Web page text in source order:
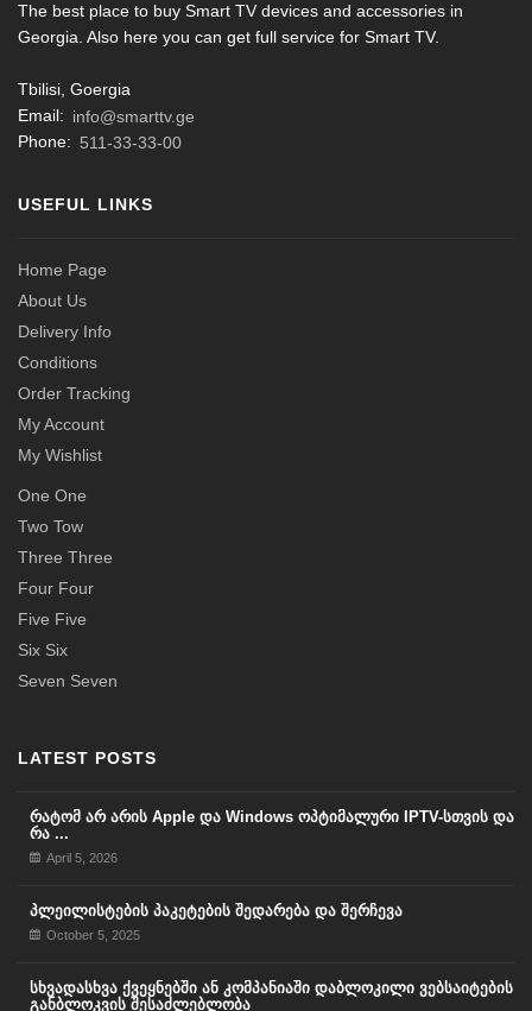
The best place to buy Smart TV devices and accessories in
Georgia. Also here you can get full service for Smart TV.
Tbilisi, Goergia
Email: info@smarttv.ge
Phone: 511-33-33-00
USEFUL LINKS
Home Page
About Us
Delivery Info
Conditions
Order Tracking
My Account
My Wishlist
One One
Two Tow
Three Three
Four Four
Five Five
Six Six
Seven Seven
LATEST POSTS
რატომ არ არის Apple და Windows ოპტიმალური IPTV-სთვის და
რა ...
April 5, 2026
პლეილისტების პაკეტების შედარება და შერჩევა
October 5, 2025
სხვადასხვა ქვეყნებში ან კომპანიაში დაბლოკილი ვებსაიტების
განბლოკვის შესაძლებლობა